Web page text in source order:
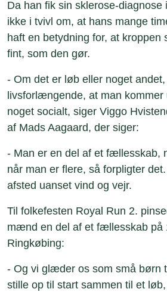
Da han fik sin sklerose-
ikke i tvivl om, at hans mange
haft en betydning for, at kroppen
fint, som den gør.
- Om det er løb eller noget
livsforlængende, at man kommer
noget socialt, siger Viggo
af Mads Aagaard, der siger:
- Man er en del af et fællesskab,
når man er flere, så forpligter
afsted uanset vind og vejr.
Til folkefesten Royal Run 2.
mænd en del af et fællesskab på
Ringkøbing:
- Og vi glæder os som små børn
stille op til start sammen til et